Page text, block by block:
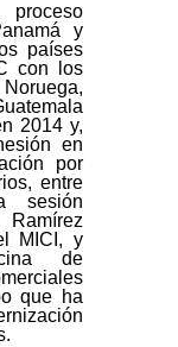
y
países
con los
2014 y,
en
por
entre
sesión
MICI, y
de
que ha